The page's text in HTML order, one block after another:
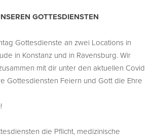
GOTTESDIENSTEN
Gottesdienste an zwei Locations in
in Konstanz und in Ravensburg. Wir
mit dir unter den aktuellen Covid
Gottesdiensten Feiern und Gott die Ehre
die Pflicht, medizinische